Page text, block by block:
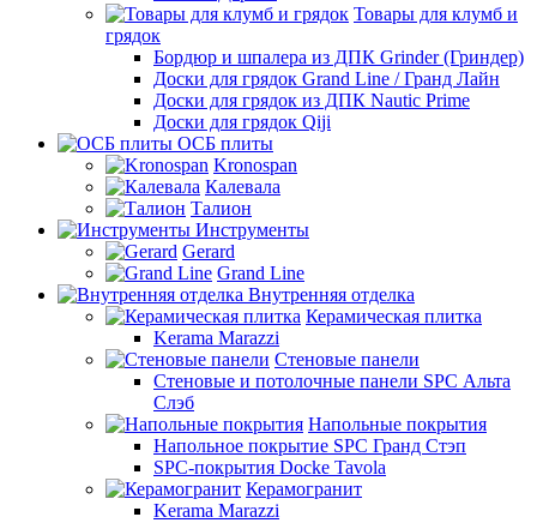
Товары для клумб и
грядок
Бордюр и шпалера из ДПК Grinder (Гриндер)
Доски для грядок Grand Line / Гранд Лайн
Доски для грядок из ДПК Nautic Prime
Доски для грядок Qiji
ОСБ плиты
Kronospan
Калевала
Талион
Инструменты
Gerard
Grand Line
Внутренняя отделка
Керамическая плитка
Kerama Marazzi
Стеновые панели
Стеновые и потолочные панели SPC Альта
Слэб
Напольные покрытия
Напольное покрытие SPC Гранд Стэп
SPC-покрытия Docke Tavola
Керамогранит
Kerama Marazzi